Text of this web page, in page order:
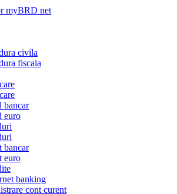
myBRD net
civila
fiscala
bancar
euro
bancar
euro
banking
cont curent